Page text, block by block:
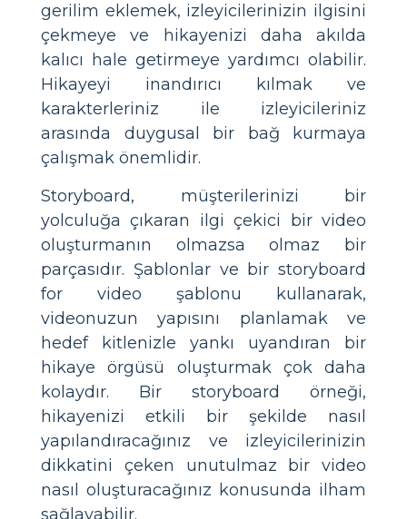
gerilim eklemek, izleyicilerinizin ilgisini
çekmeye ve hikayenizi daha akılda
kalıcı hale getirmeye yardımcı olabilir.
Hikayeyi inandırıcı kılmak ve
karakterleriniz ile izleyicileriniz
arasında duygusal bir bağ kurmaya
çalışmak önemlidir.
Storyboard, müşterilerinizi bir
yolculuğa çıkaran ilgi çekici bir video
oluşturmanın olmazsa olmaz bir
parçasıdır. Şablonlar ve bir storyboard
for video şablonu kullanarak,
videonuzun yapısını planlamak ve
hedef kitlenizle yankı uyandıran bir
hikaye örgüsü oluşturmak çok daha
kolaydır. Bir storyboard örneği,
hikayenizi etkili bir şekilde nasıl
yapılandıracağınız ve izleyicilerinizin
dikkatini çeken unutulmaz bir video
nasıl oluşturacağınız konusunda ilham
sağlayabilir.